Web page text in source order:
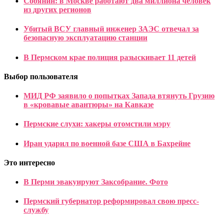
из других регионов
Убитый ВСУ главный инженер ЗАЭС отвечал за
безопасную эксплуатацию станции
В Пермском крае полиция разыскивает 11 детей
Выбор пользователя
МИД РФ заявило о попытках Запада втянуть Грузию
в «кровавые авантюры» на Кавказе
Пермские слухи: хакеры отомстили мэру
Иран ударил по военной базе США в Бахрейне
Это интересно
В Перми эвакуируют Заксобрание. Фото
Пермский губернатор реформировал свою пресс-
службу